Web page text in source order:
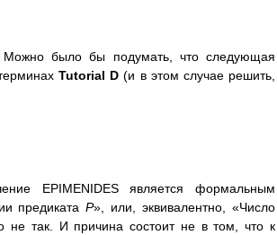
было бы подумать, что следующая
Tutorial D (и в этом случае решить,
EPIMENIDES является формальным
предиката P», или, эквивалентно, «Число
так. И причина состоит не в том, что к